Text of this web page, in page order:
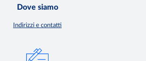
Dove siamo
Indirizzi e contatti